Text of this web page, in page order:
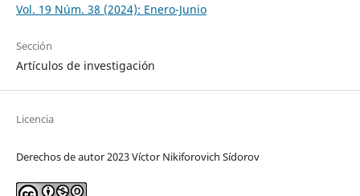
Vol. 19 Núm. 38 (2024): Enero-Junio
Sección
Artículos de investigación
Licencia
Derechos de autor 2023 Víctor Nikiforovich Sídorov